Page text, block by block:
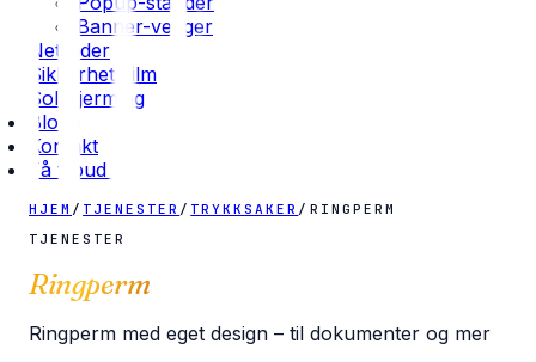
Banner-vegger
Nettsider
Sikkerhetsfilm
Solskjerming
Blogg
Kontakt
Få tilbud →
HJEM / TJENESTER / TRYKKSAKER / RINGPERM
TJENESTER
Ringperm
Ringperm med eget design – til dokumenter og mer